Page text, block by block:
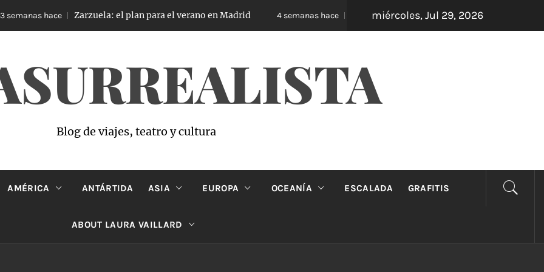
hace Zarzuela: el plan para el verano en Madrid 4 semanas hace Oveja Negra: el unipersonal que se ríe de los
miércoles, Jul 29, 2026
Blog de viajes, teatro y cultura
AMÉRICA ANTÁRTIDA ASIA EUROPA OCEANÍA ESCALADA GRAFITIS
ABOUT LAURA VAILLARD